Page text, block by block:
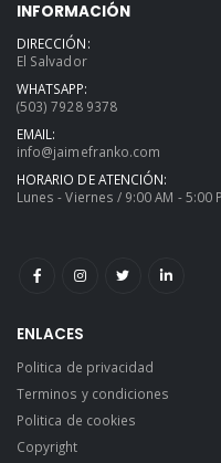
INFORMACIÓN
DIRECCIÓN:
El Salvador
WHATSAPP:
(503) 7928 9378
EMAIL:
info@jaimefranko.com
HORARIO DE ATENCIÓN:
Lunes - Viernes / 9:00 AM - 5:00
ENLACES
Politica de privacidad
Terminos y condiciones
Politica de cookies
Copyright